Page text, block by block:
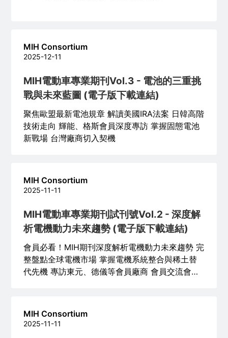
MIH Consortium
2025-12-11
MIH電動車專業期刊Vol.3 - 電池的三重挑
戰與未來藍圖 (電子版下載連結)
聚焦歐盟最新電池規章 解讀美國IRA法案 日韓高階
技術走向 輝能、格斯會員深度專訪 掌握固態電池
新戰場 台灣廠商切入契機
MIH Consortium
2025-11-11
MIH電動車專業期刊試刊號Vol.2 - 深度解
析電機動力未來趨勢 (電子版下載連結)
會員必看！MIH期刊深度解析電機動力未來趨勢 完
整盤點全球電機市場 掌握電機系統整合與稀土替
代先機 專訪東元、德儀等會員廠商 會員交流會議
MIH Consortium
2025-11-11